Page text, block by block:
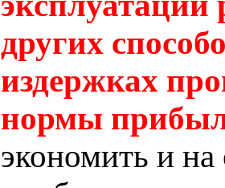
других
издержках
нормы
экономить и на